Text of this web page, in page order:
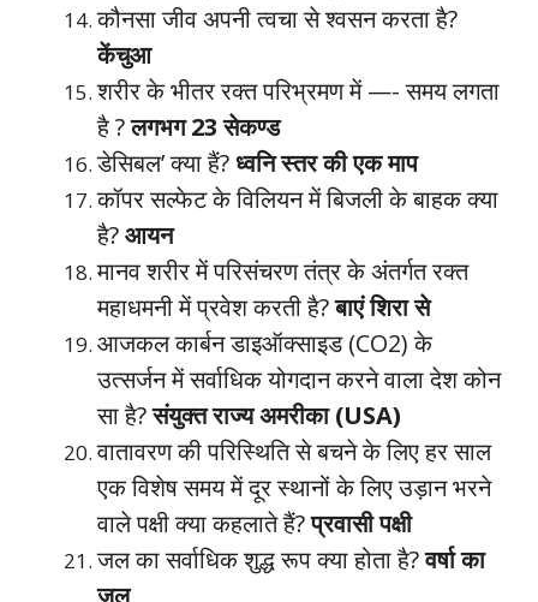
कौनसा जीव अपनी त्वचा से श्वसन करता है?
केंचुआ
शरीर के भीतर रक्त परिभ्रमण में —- समय लगता
है ?लगभग 23 सेकण्ड
डेसिबल’ क्या हैं?ध्वनि स्तर की एक माप
कॉपर सल्फेट के विलियन में बिजली के बाहक क्या
है?आयन
मानव शरीर में परिसंचरण तंत्र के अंतर्गत रक्त
महाधमनी में प्रवेश करती है?बाएं शिरा से
आजकल कार्बन डाइऑक्साइड (CO2) के
उत्सर्जन में सर्वाधिक योगदान करने वाला देश कोन
सा है?संयुक्त राज्य अमरीका (USA)
वातावरण की परिस्थिति से बचने के लिए हर साल
एक विशेष समय में दूर स्थानों के लिए उड़ान भरने
वाले पक्षी क्या कहलाते हैं?प्रवासी पक्षी
जल का सर्वाधिक शुद्ध रूप क्या होता है?वर्षा का
जल